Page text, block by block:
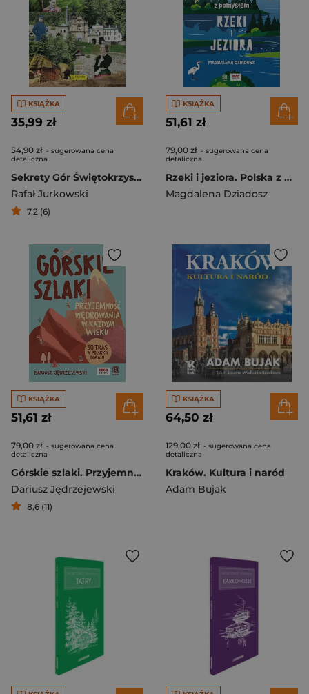
KSIĄŻKA
35,99 zł
54,90 zł - sugerowana cena
detaliczna
Sekrety Gór Świętokrzyskich
Rafał Jurkowski
7,2 (6)
KSIĄŻKA
51,61 zł
79,00 zł - sugerowana cena
detaliczna
Rzeki i jeziora. Polska z pomysłem
Magdalena Dziadosz
KSIĄŻKA
51,61 zł
79,00 zł - sugerowana cena
detaliczna
Górskie szlaki. Przyjemność wędrowania w każdym wieku. 50 tras w polskich górach
Dariusz Jędrzejewski
8,6 (11)
KSIĄŻKA
64,50 zł
129,00 zł - sugerowana cena
detaliczna
Kraków. Kultura i naród
Adam Bujak